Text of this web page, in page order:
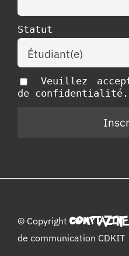
Statut
Veuillez
de confidentialité.
© Copyright COMPTAZINE
de communication CDKIT